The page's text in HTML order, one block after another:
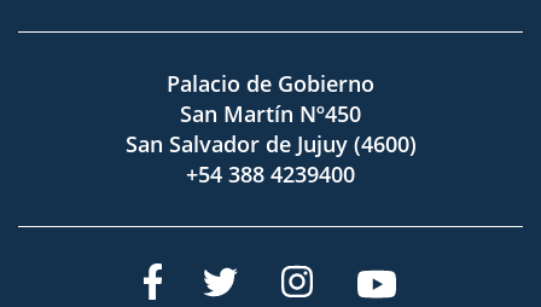
Palacio de Gobierno
San Martín Nº450
San Salvador de Jujuy (4600)
+54 388 4239400